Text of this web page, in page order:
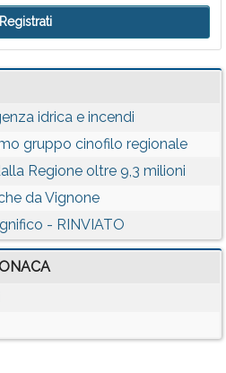
idrica e incendi
gruppo cinofilo regionale
Regione oltre 9,3 milioni
da Vignone
- RINVIATO